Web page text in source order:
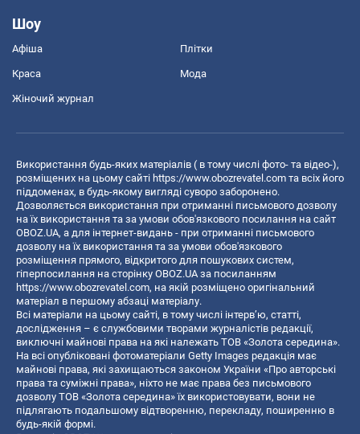
Шоу
Афіша Плітки
Краса Мода
Жіночий журнал
Використання будь-яких матеріалів ( в тому числі фото- та відео-),
розміщених на цьому сайті https://www.obozrevatel.com та всіх його
піддоменах, в будь-якому вигляді суворо заборонено.
Дозволяється використання при отриманні письмового дозволу
на їх використання та за умови обов'язкового посилання на сайт
OBOZ.UA, а для інтернет-видань - при отриманні письмового
дозволу на їх використання та за умови обов'язкового
розміщення прямого, відкритого для пошукових систем,
гіперпосилання на сторінку OBOZ.UA за посиланням
https://www.obozrevatel.com, на якій розміщено оригінальний
матеріал в першому абзаці матеріалу.
Всі матеріали на цьому сайті, в тому числі інтерв’ю, статті,
дослідження – є службовими творами журналістів редакції,
виключні майнові права на які належать ТОВ «Золота середина».
На всі опубліковані фотоматеріали Getty Images редакція має
майнові права, які захищаються законом України «Про авторські
права та суміжні права», ніхто не має права без письмового
дозволу ТОВ «Золота середина» їх використовувати, вони не
підлягають подальшому відтворенню, перекладу, поширенню в
будь-якій формі.